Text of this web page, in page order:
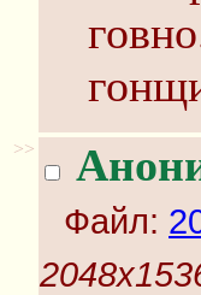
>>
Файл: